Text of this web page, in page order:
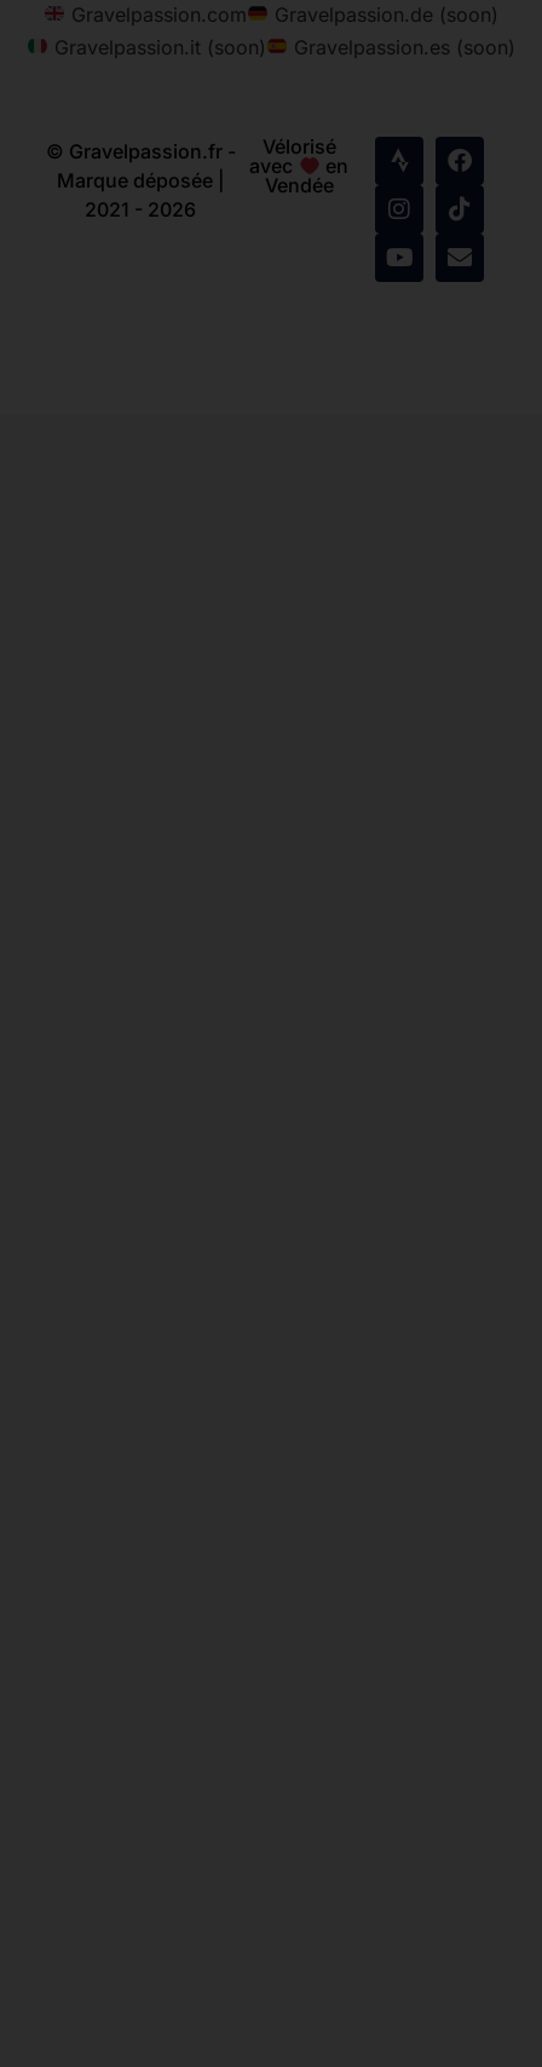
Gravelpassion.com
Gravelpassion.de (soon)
Gravelpassion.it (soon)
Gravelpassion.es (soon)
© Gravelpassion.fr -
Marque déposée |
2021 - 2026
Vélorisé
avec
en
Vendée